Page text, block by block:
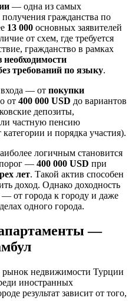
— одна из самых
гражданства по
13 000 основных заявителей
от схем, где требуется
гражданство в рамках
необходимости
требований по языку.
— от покупки
от 400 000 USD до вариантов
депозиты,
частную пенсию
и порядка участия).
логичным становится
— 400 000 USD при
лет. Такой актив способен
доход. Однако доходность
от города к городу и даже
одного города.
—
недвижимости Турции
иностранных
результат зависит от того,